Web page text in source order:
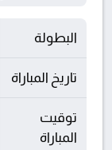
البطولة
تاريخ المباراة
توقيت
المباراة